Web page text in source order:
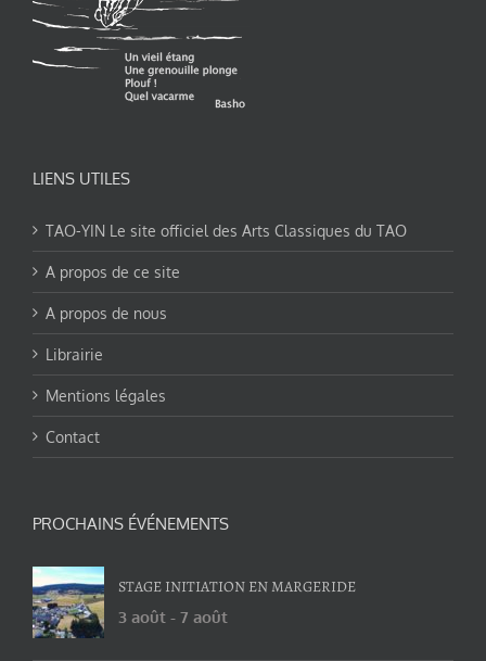
LIENS UTILES
TAO-YIN Le site officiel des Arts Classiques du TAO
A propos de ce site
A propos de nous
Librairie
Mentions légales
Contact
PROCHAINS ÉVÉNEMENTS
STAGE INITIATION EN MARGERIDE
3 août - 7 août